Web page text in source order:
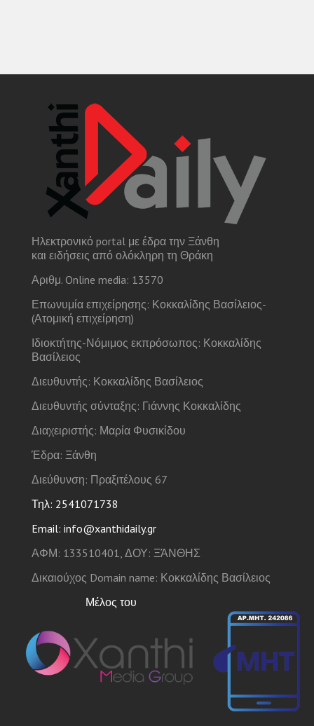
Ηλεκτρονικό portal με έδρα την Ξάνθη
και ειδήσεις από ολόκληρη τη Θράκη
Αριθμ. Online media: 13570
Επωνυμία επιχείρησης: Κοκκαλίδης Βασίλειος-
(Ατομική επιχείρηση)
Ιδιοκτήτης-Νόμιμος εκπρόσωπος: Κοκκαλίδης
Βασίλειος
Διευθυντής: Κοκκαλίδης Βασίλειος
Διευθυντής σύνταξης: Γιάννης Κοκκαλίδης
Διαχειριστής: Μαρία Φυσικίδου
Έδρα: Ξάνθη
Διεύθυνση: Πραξιτέλους 67
Τηλ: 2541071738
Email: info@xanthidaily.gr
ΑΦΜ: 133510401, ΔΟΥ: ΞΆΝΘΗΣ
Δικαιούχος Domain name: Κοκκαλίδης Βασίλειος
Μέλος του